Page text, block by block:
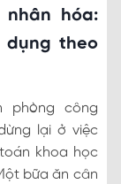
hóa:
dụng theo
phòng công
lại ở việc
khoa học
bữa ăn cân